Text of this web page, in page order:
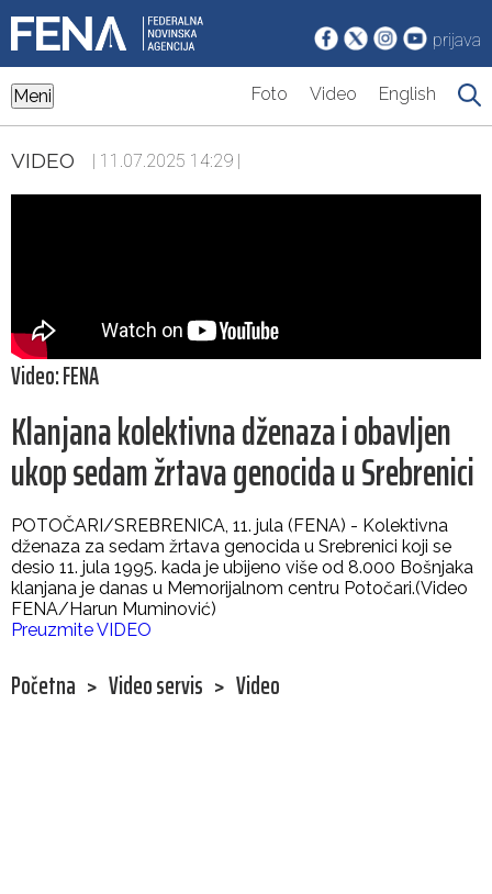
prijava
Meni Foto Video English
VIDEO | 11.07.2025 14:29 |
Video: FENA
Klanjana kolektivna dženaza i obavljen
ukop sedam žrtava genocida u Srebrenici
POTOČARI/SREBRENICA, 11. jula (FENA) - Kolektivna
dženaza za sedam žrtava genocida u Srebrenici koji se
desio 11. jula 1995. kada je ubijeno više od 8.000 Bošnjaka
klanjana je danas u Memorijalnom centru Potočari.(Video
FENA/Harun Muminović)
Preuzmite VIDEO
Početna > Video servis > Video